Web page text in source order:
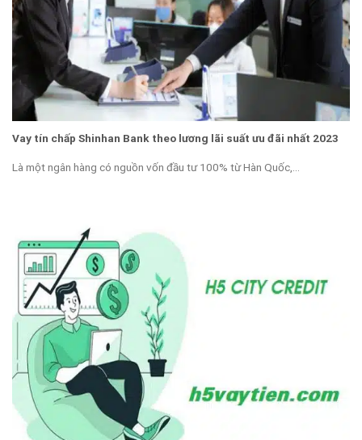
Vay tín chấp Shinhan Bank theo lương lãi suất ưu đãi nhất 2023
Là một ngân hàng có nguồn vốn đầu tư 100% từ Hàn Quốc,...